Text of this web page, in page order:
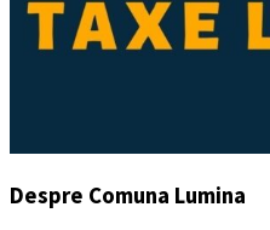
Despre Comuna Lumina